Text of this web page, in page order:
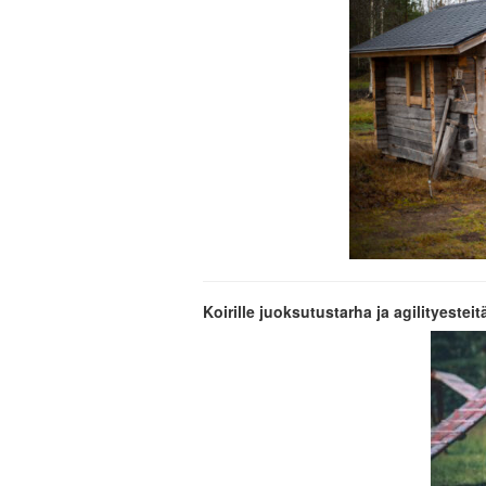
Koirille juoksutustarha ja